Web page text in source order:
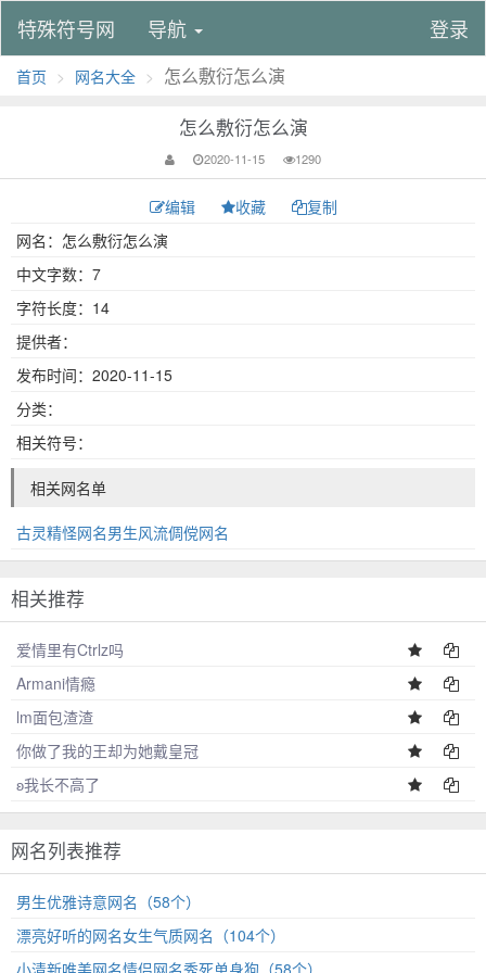
特殊符号网 导航 登录
首页 网名大全 怎么敷衍怎么演
怎么敷衍怎么演
2020-11-15 1290
编辑 收藏
复制
网名：怎么敷衍怎么演
中文字数：7
字符长度：14
提供者：
发布时间：2020-11-15
分类：
相关符号：
相关网名单
古灵精怪网名男生风流倜傥网名
相关推荐
爱情里有Ctrlz吗
Armani情瘾
lm面包渣渣
你做了我的王却为她戴皇冠
ʚ我长不高了
网名列表推荐
男生优雅诗意网名（58个）
漂亮好听的网名女生气质网名（104个）
小清新唯美网名情侣网名秀死单身狗（58个）